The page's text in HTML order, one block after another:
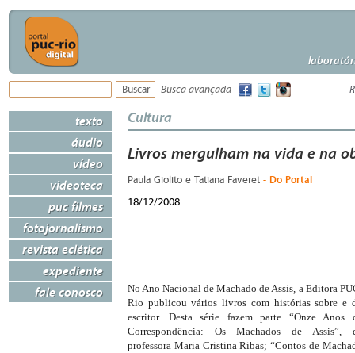
Busca avançada
texto
áudio
vídeo
videoteca
puc filmes
fotojornalismo
revista eclética
expediente
fale conosco
Cultura
Livros mergulham na vida e na
Paula Giolito e Tatiana Faveret - Do Portal
18/12/2008
No Ano Nacional de Machado de Assis, a Editora
Rio publicou vários livros com histórias sobre e
escritor. Desta série fazem parte “Onze Anos
Correspondência: Os Machados de Assis”,
professora Maria Cristina Ribas; “Contos de